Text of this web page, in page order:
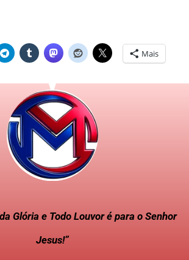
Mais
Glória e Todo Louvor é para o Senhor
Jesus!”